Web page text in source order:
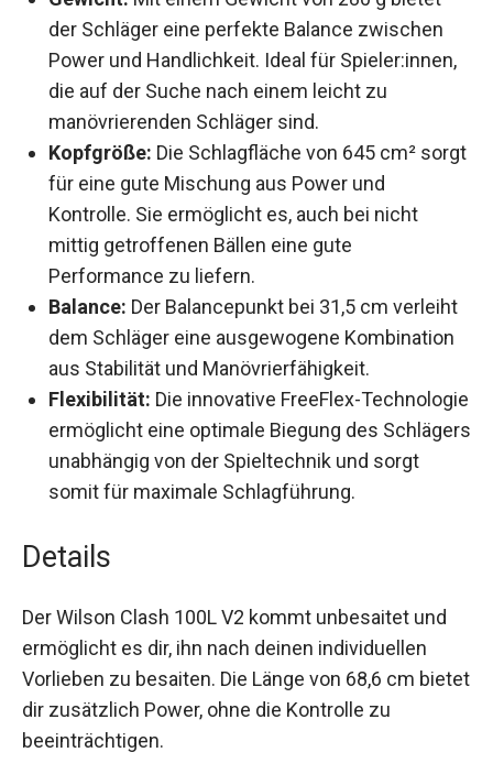
der Schläger eine perfekte Balance zwischen
Power und Handlichkeit. Ideal für
Spieler:innen, die auf der Suche nach einem
leicht zu manövrierenden Schläger sind.
Kopfgröße:Die Schlagfläche von 645 cm²
sorgt für eine gute Mischung aus Power und
Kontrolle. Sie ermöglicht es, auch bei nicht
mittig getroffenen Bällen eine gute
Performance zu liefern.
Balance:Der Balancepunkt bei 31,5 cm
verleiht dem Schläger eine ausgewogene
Kombination aus Stabilität und
Manövrierfähigkeit.
Flexibilität: Die innovative FreeFlex-
Technologie ermöglicht eine optimale Biegung
des Schlägers unabhängig von der
Spieltechnik und sorgt somit für maximale
Details
Der Wilson Clash 100L V2 kommt unbesaitet und
ermöglicht es dir, ihn nach deinen individuellen
Vorlieben zu besaiten. Die Länge von 68,6 cm
bietet dir zusätzlich Power, ohne die Kontrolle zu